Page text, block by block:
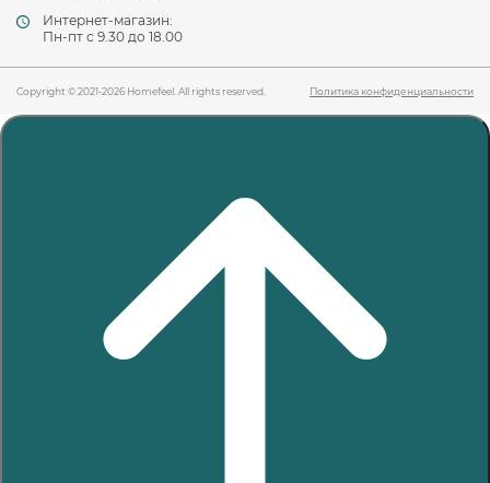
Интернет-магазин:
Пн-пт c 9.30 до 18.00
Copyright © 2021-2026 Homefeel. All rights reserved. Политика конфиденциальности